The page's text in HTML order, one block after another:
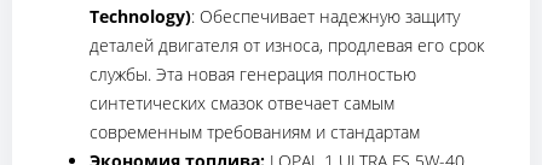
Technology): Обеспечивает надежную защиту
деталей двигателя от износа, продлевая его срок
службы. Эта новая генерация полностью
синтетических смазок отвечает самым
современным требованиям и стандартам
Экономия топлива: LOPAL 1 ULTRA FS 5W-40